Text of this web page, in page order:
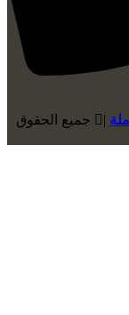
|
ﺟﻤﻴﻊ اﻟﺤﻘﻮق